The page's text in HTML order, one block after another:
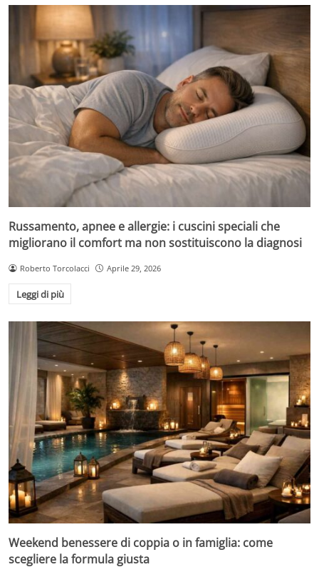
Russamento, apnee e allergie: i cuscini speciali che
migliorano il comfort ma non sostituiscono la diagnosi
Roberto Torcolacci Aprile 29, 2026
Leggi di più
Weekend benessere di coppia o in famiglia: come
scegliere la formula giusta